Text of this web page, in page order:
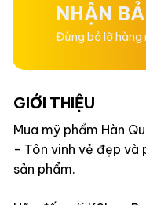
NHẬN
Đừng bỏ lỡ hàng
GIỚI THIỆU
Mua mỹ phẩm Hàn
- Tôn vinh vẻ đẹp và
sản phẩm.